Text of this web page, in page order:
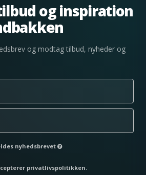
og inspiration
og modtag tilbud, nyheder og
nyhedsbrevet
privatlivspolitikken.